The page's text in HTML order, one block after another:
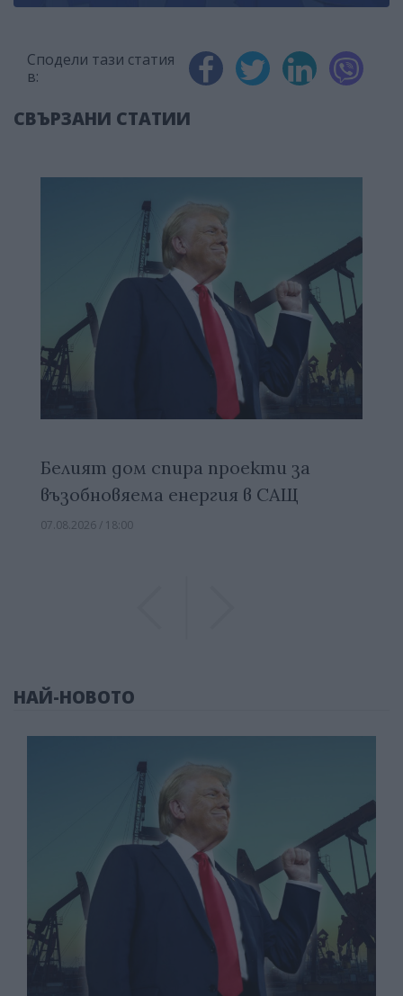
Сподели тази статия
в:
СВЪРЗАНИ СТАТИИ
Белият дом спира проекти за
възобновяема енергия в САЩ
07.08.2026 / 18:00
НАЙ-НОВОТО